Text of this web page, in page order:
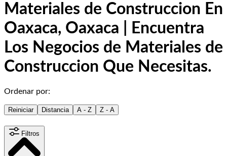
Materiales de Construccion En
Oaxaca, Oaxaca | Encuentra
Los Negocios de Materiales de
Construccion Que Necesitas.
Ordenar por:
Reiniciar Distancia A - Z Z - A